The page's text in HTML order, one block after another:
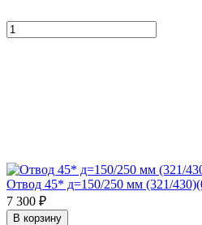
Отвод 45* д=150/250 мм (321/
7 300 ₽
В корзину